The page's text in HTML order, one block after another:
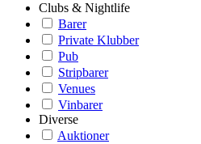
Clubs & Nightlife
Barer
Private Klubber
Pub
Stripbarer
Venues
Vinbarer
Diverse
Auktioner